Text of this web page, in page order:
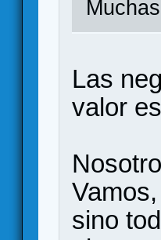
Las
valor
sino